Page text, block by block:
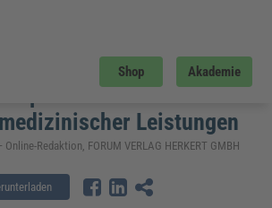
Shop Akademie
und Fallpauschalen zur Vergütung medizinischer
DRG? – Aktueller
zur
Leistungen
Redaktion, FORUM VERLAG HERKERT GMBH